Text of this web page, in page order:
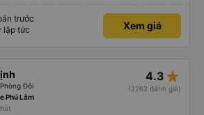
trước
lập tức
Xem giá
Đôi
4.3 star_rate
(2262 đánh giá)
Phú Lâm